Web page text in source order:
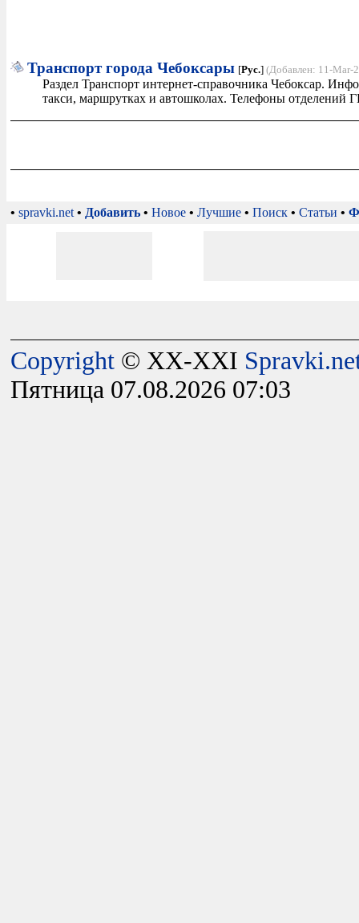
Транспорт города Чебоксары [Рус.] (Добавлен: 11-Mar-
Раздел Транспорт интернет-справочника Чебоксар.
такси, маршрутках и автошколах. Телефоны отделений
• spravki.net • Добавить • Новое • Лучшие • Поиск • Статьи •
Copyright © XX-XXI
Пятница 07.08.2026 07:03